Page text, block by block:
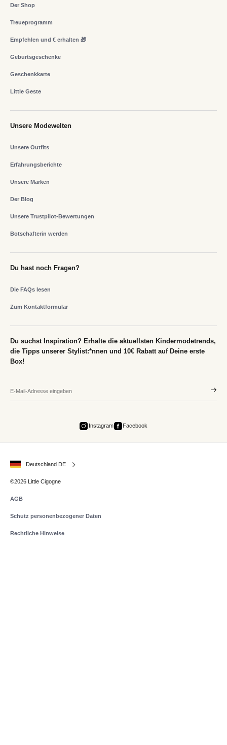
Der Shop
Treueprogramm
Empfehlen und € erhalten 🎁
Geburtsgeschenke
Geschenkkarte
Little Geste
Unsere Modewelten
Unsere Outfits
Erfahrungsberichte
Unsere Marken
Der Blog
Unsere Trustpilot-Bewertungen
Botschafterin werden
Du hast noch Fragen?
Die FAQs lesen
Zum Kontaktformular
Du suchst Inspiration? Erhalte die aktuellsten Kindermodetrends,
die Tipps unserer Stylist:*nnen und 10€ Rabatt auf Deine erste
Box!
Instagram Facebook
Deutschland DE
©2026 Little Cigogne
AGB
Schutz personenbezogener Daten
Rechtliche Hinweise